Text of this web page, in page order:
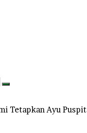
Search
Tetapkan Ayu